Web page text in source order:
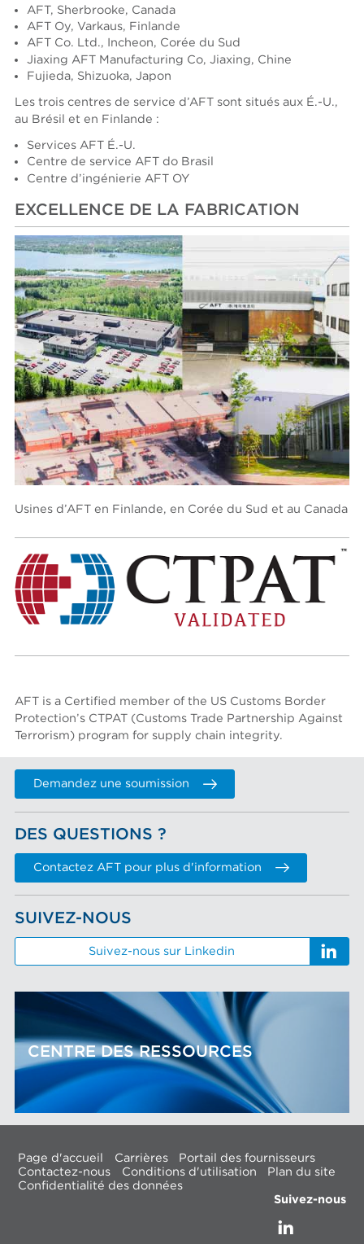
AFT, Sherbrooke, Canada
AFT Oy, Varkaus, Finlande
AFT Co. Ltd., Incheon, Corée du Sud
Jiaxing AFT Manufacturing Co, Jiaxing, Chine
Fujieda, Shizuoka, Japon
Les trois centres de service d’AFT sont situés aux É.-U.,
au Brésil et en Finlande :
Services AFT É.-U.
Centre de service AFT do Brasil
Centre d’ingénierie AFT OY
EXCELLENCE DE LA FABRICATION
Usines d’AFT en Finlande, en Corée du Sud et au Canada
AFT is a Certified member of the US Customs Border
Protection’s CTPAT (Customs Trade Partnership Against
Terrorism) program for supply chain integrity.
Demandez une soumission
DES QUESTIONS ?
Contactez AFT pour plus d'information
SUIVEZ-NOUS
Suivez-nous sur Linkedin
CENTRE DES RESSOURCES
Page d'accueil Carrières
Portail des fournisseurs
Contactez-nous
Conditions d'utilisation
Plan du site
Confidentialité des données
Suivez-nous